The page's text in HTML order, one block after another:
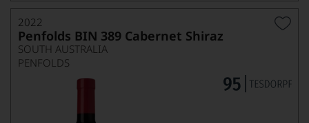
2022
Penfolds BIN 389 Cabernet Shiraz
SOUTH AUSTRALIA
PENFOLDS